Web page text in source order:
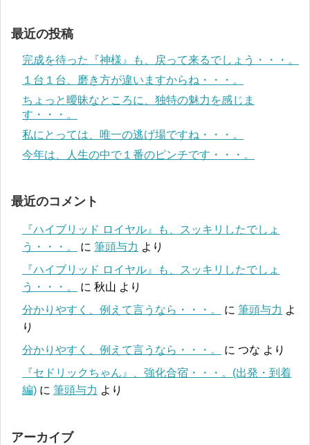
最近の投稿
完成を待った『神様』も、戻って来るでしょう・・・。
１台１台、磨き方が違いますからね・・・。
ちょっと曖昧なところに、独特の魅力を感じま
す・・・。
私にとっては、唯一の逃げ場ですね・・・。
今年は、人生の中で１番のピンチです・・・。
最近のコメント
『ハイブリッド ロイヤル』も、スッキリしたでしょ
う・・・。
に 筆頭与力 より
『ハイブリッド ロイヤル』も、スッキリしたでしょ
う・・・。
に 秋山 より
分かりやすく、例えて言うなら・・・。
に 筆頭与力 よ
り
分かりやすく、例えて言うなら・・・。
に つな より
『セドリックちゃん』、強化合宿・・・。(出発・到着
編) に 筆頭与力 より
アーカイブ